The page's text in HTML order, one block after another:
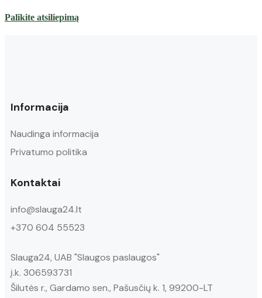
Palikite atsiliepimą
Informacija
Naudinga informacija
Privatumo politika
Kontaktai
info@slauga24.lt
+370 604 55523
Slauga24, UAB "Slaugos paslaugos"
į.k. 306593731
Šilutės r., Gardamo sen., Pašusčių k. 1, 99200-LT